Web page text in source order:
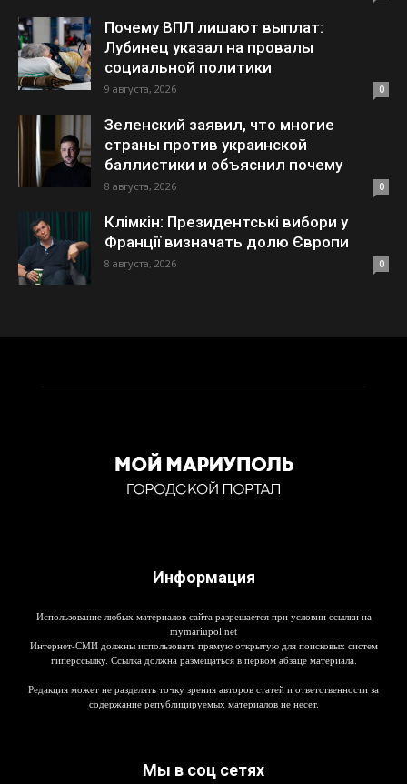
Почему ВПЛ лишают выплат:
Лубинец указал на провалы
социальной политики
9 августа, 2026 0
Зеленский заявил, что многие
страны против украинской
баллистики и объяснил почему
8 августа, 2026 0
Клімкін: Президентські вибори у
Франції визначать долю Європи
8 августа, 2026 0
Информация
Использование любых материалов сайта разрешается при условии ссылки на
mymariupol.net
Интернет-СМИ должны использовать прямую открытую для поисковых систем
гиперссылку. Ссылка должна размещаться в первом абзаце материала.
Редакция может не разделять точку зрения авторов статей и ответственности за
содержание републицируемых материалов не несет.
Мы в соц сетях